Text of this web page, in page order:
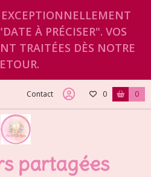
À PRÉCISER". VOS
TRAITÉES DÈS NOTRE
Contact 0 0
partagées